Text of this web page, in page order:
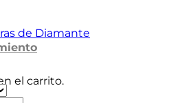
el carrito.
de Diamante